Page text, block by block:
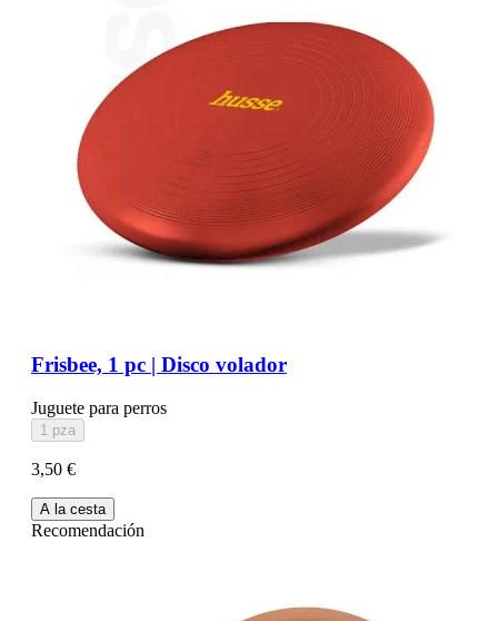
Frisbee, 1 pc | Disco volador
Juguete para perros
1 pza
3,50 €
A la cesta
Recomendación